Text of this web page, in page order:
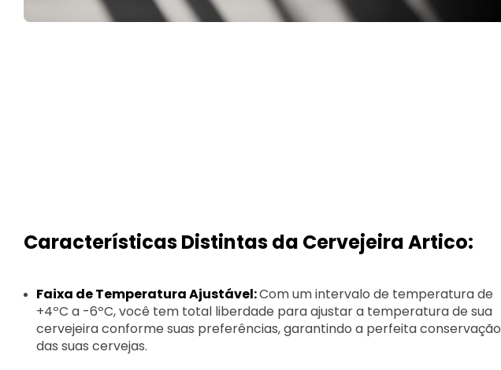
Características Distintas da Cervejeira Artico:
Faixa de Temperatura Ajustável:Com um intervalo de temperatura de
+4ºC a -6ºC, você tem total liberdade para ajustar a temperatura de sua
cervejeira conforme suas preferências, garantindo a perfeita conservação
das suas cervejas.